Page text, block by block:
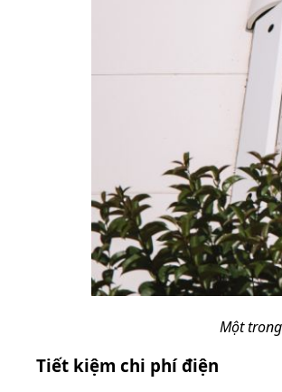
Một
Tiết kiệm chi phí điện